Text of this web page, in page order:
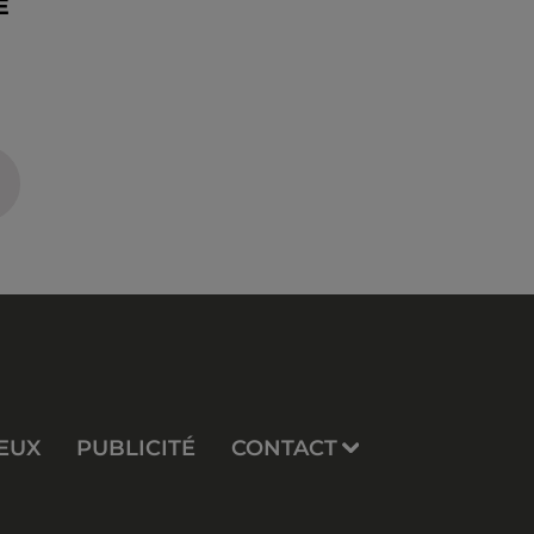
PUBLICITÉ CONTACT